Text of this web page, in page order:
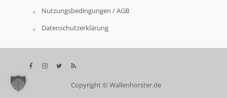
Nutzungsbedingungen / AGB
Datenschutzerklärung
Copyright © Wallenhorster.de